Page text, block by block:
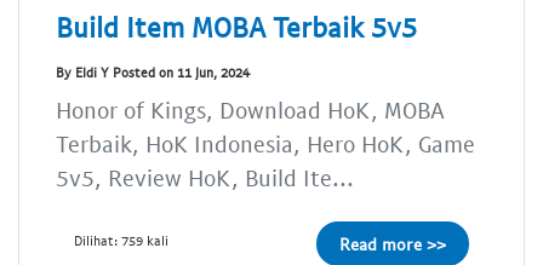
Build Item MOBA Terbaik 5v5
By Eldi Y Posted on 11 Jun, 2024
Honor of Kings, Download HoK, MOBA
Terbaik, HoK Indonesia, Hero HoK, Game
5v5, Review HoK, Build Ite...
Dilihat: 759 kali Read more >>